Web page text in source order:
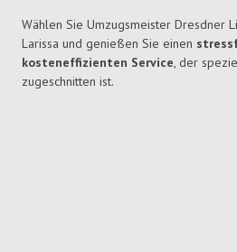
Wählen Sie Umzugsmeister Dresdner
Larissa und genießen Sie einen
kosteneffizienten Service, der
zugeschnitten ist.